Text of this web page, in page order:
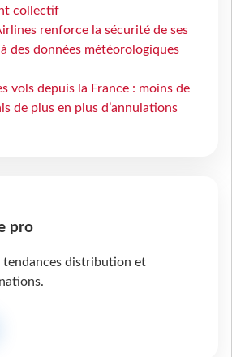
collectif
renforce la sécurité de ses
des données météorologiques
vols depuis la France : moins de
de plus en plus d’annulations
pro
tendances distribution et